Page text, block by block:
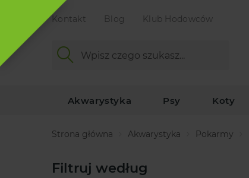
Kontakt Blog Klub Hodowców
Akwarystyka Psy Koty
Strona główna Akwarystyka Pokarmy
Filtruj według